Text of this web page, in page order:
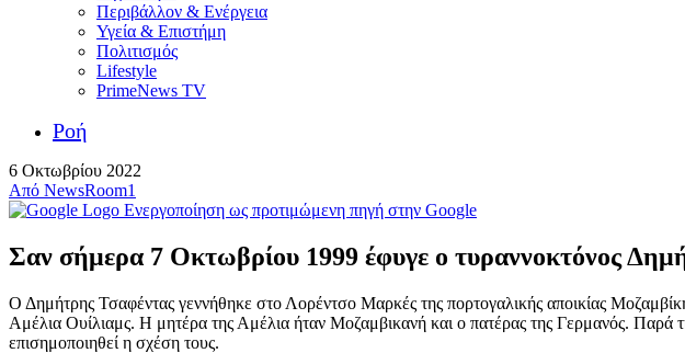
Περιβάλλον & Ενέργεια
Υγεία & Επιστήμη
Πολιτισμός
Lifestyle
PrimeNews TV
Ροή
6 Οκτωβρίου 2022
Από NewsRoom1
Ενεργοποίηση ως προτιμώμενη πηγή στην Google
Σαν σήμερα 7 Οκτωβρίου 1999 έφυγε ο τυραννοκτόνος
Ο Δημήτρης Τσαφέντας γεννήθηκε στο Λορέντσο Μαρκές της πορτογαλικής αποικίας
Αμέλια Ουίλιαμς. Η μητέρα της Αμέλια ήταν Μοζαμβικανή και ο πατέρας της Γερμανός. Παρά
επισημοποιηθεί η σχέση τους.